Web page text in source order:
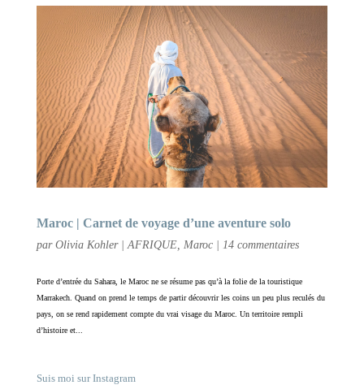
Maroc | Carnet de voyage d’une aventure solo
par Olivia Kohler| AFRIQUE, Maroc| 14 commentaires
Porte d’entrée du Sahara, le Maroc ne se résume pas qu’à la folie de la touristique
Marrakech. Quand on prend le temps de partir découvrir les coins un peu plus reculés du
pays, on se rend rapidement compte du vrai visage du Maroc. Un territoire rempli
d’histoire et...
Suis moi sur Instagram